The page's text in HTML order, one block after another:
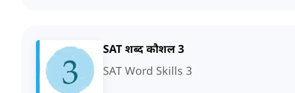
SAT शब्द कौशल 3
SAT Word Skills 3